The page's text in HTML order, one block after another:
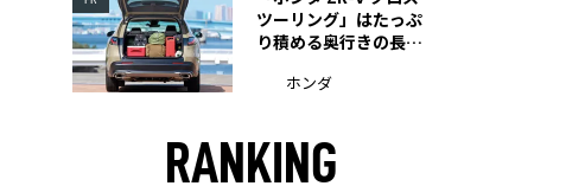
ツーリング」はたっぷ
り積める奥行きの長い
ホンダ
RANKING